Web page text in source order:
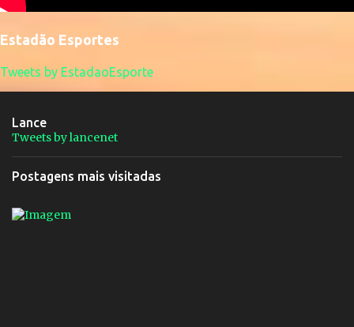
Estadão Esportes
Tweets by EstadaoEsporte
Lance
Tweets by lancenet
Postagens mais visitadas